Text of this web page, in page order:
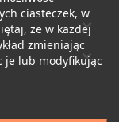
ciasteczek, w
że w każdej
zmieniając
je lub modyfikując